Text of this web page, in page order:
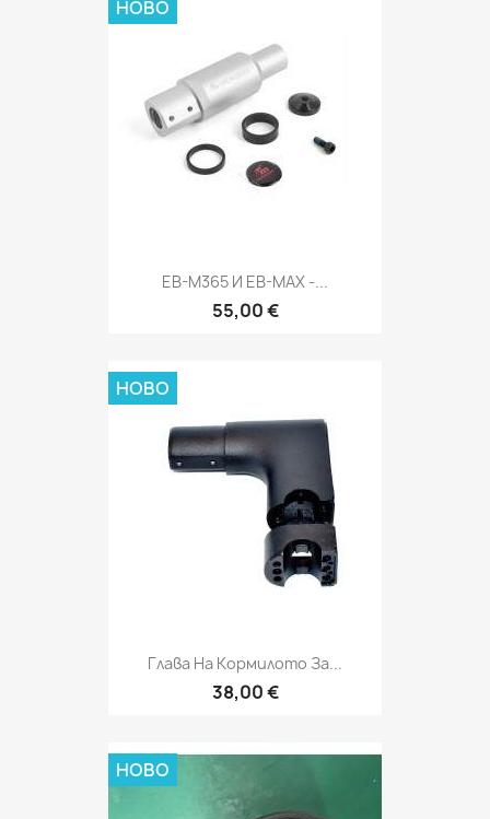
EB-M365 И EB-MAX -...
55,00 €
НОВО
Глава На Кормилото За...
38,00 €
НОВО
НОВО